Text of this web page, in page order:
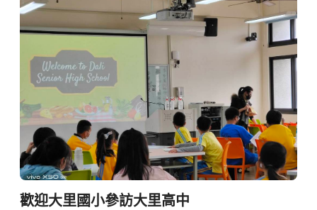
歡迎大里國小參訪大里高中